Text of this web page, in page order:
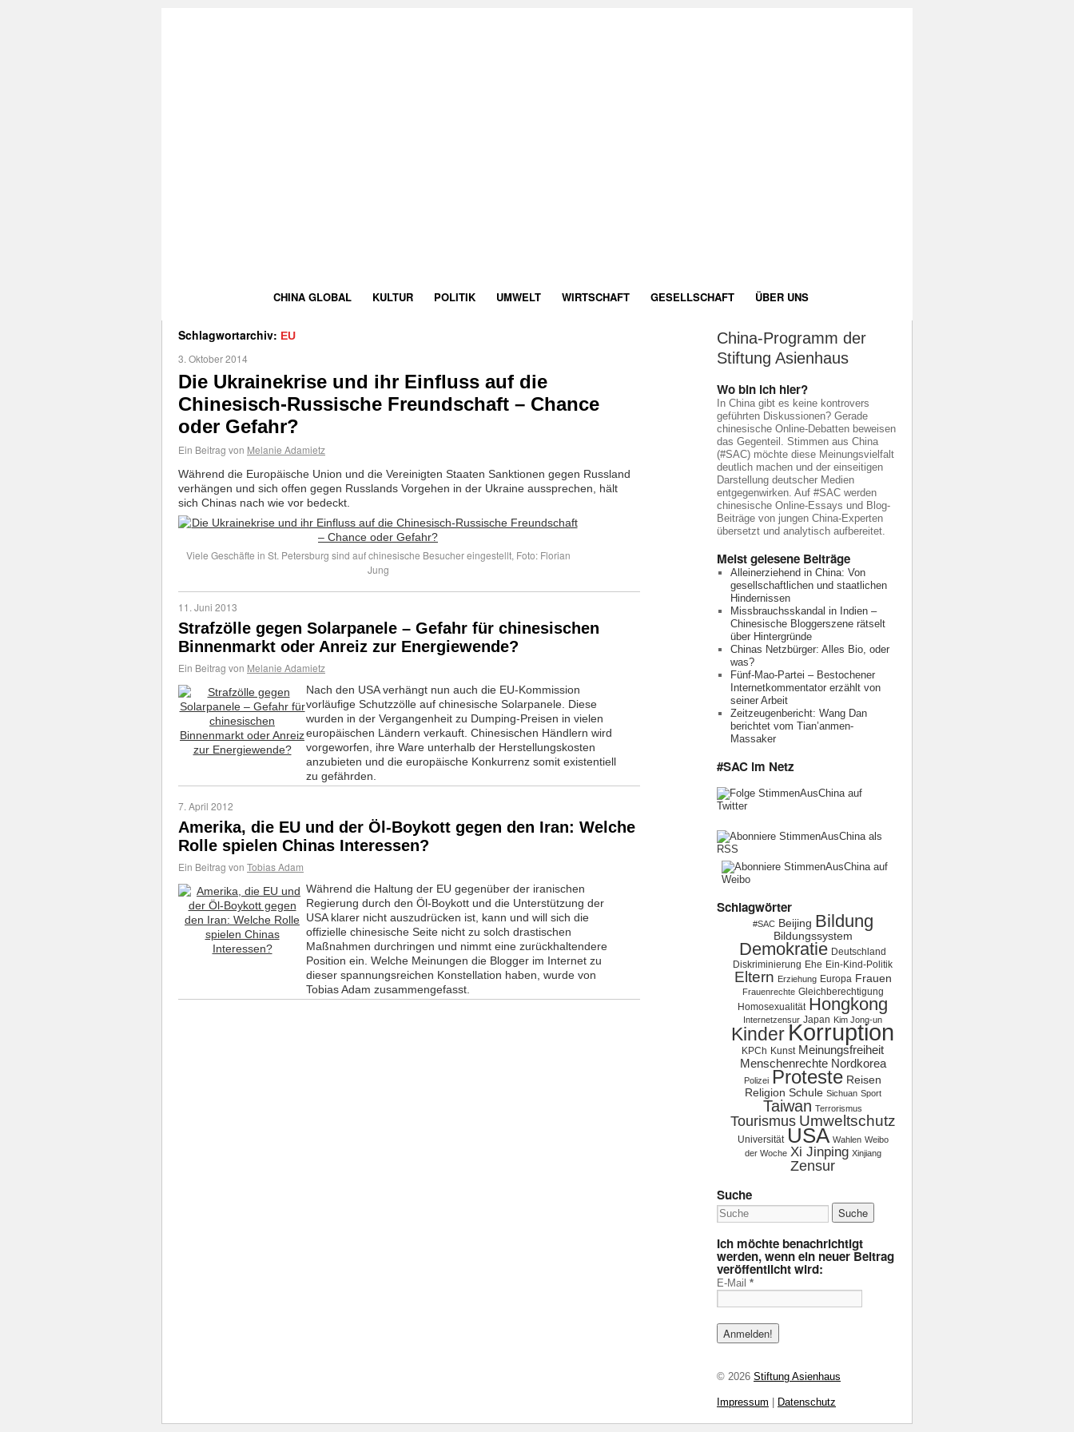
CHINA GLOBAL KULTUR POLITIK UMWELT WIRTSCHAFT GESELLSCHAFT ÜBER UNS
Schlagwortarchiv: EU
3. Oktober 2014
Die Ukrainekrise und ihr Einfluss auf die
Chinesisch-Russische Freundschaft – Chance
oder Gefahr?
Ein Beitrag von Melanie Adamietz
Während die Europäische Union und die Vereinigten Staaten Sanktionen gegen Russland
verhängen und sich offen gegen Russlands Vorgehen in der Ukraine aussprechen, hält
sich Chinas nach wie vor bedeckt.
Viele Geschäfte in St. Petersburg sind auf chinesische Besucher eingestellt, Foto: Florian
Jung
11. Juni 2013
Strafzölle gegen Solarpanele – Gefahr für chinesischen
Binnenmarkt oder Anreiz zur Energiewende?
Ein Beitrag von Melanie Adamietz
Nach den USA verhängt nun auch die EU-Kommission
vorläufige Schutzzölle auf chinesische Solarpanele. Diese
wurden in der Vergangenheit zu Dumping-Preisen in vielen
europäischen Ländern verkauft. Chinesischen Händlern wird
vorgeworfen, ihre Ware unterhalb der Herstellungskosten
anzubieten und die europäische Konkurrenz somit existentiell
zu gefährden.
7. April 2012
Amerika, die EU und der Öl-Boykott gegen den Iran: Welche
Rolle spielen Chinas Interessen?
Ein Beitrag von Tobias Adam
Während die Haltung der EU gegenüber der iranischen
Regierung durch den Öl-Boykott und die Unterstützung der
USA klarer nicht auszudrücken ist, kann und will sich die
offizielle chinesische Seite nicht zu solch drastischen
Maßnahmen durchringen und nimmt eine zurückhaltendere
Position ein. Welche Meinungen die Blogger im Internet zu
dieser spannungsreichen Konstellation haben, wurde von
Tobias Adam zusammengefasst.
China-Programm der
Stiftung Asienhaus
Wo bin ich hier?
In China gibt es keine kontrovers
geführten Diskussionen? Gerade
chinesische Online-Debatten beweisen
das Gegenteil. Stimmen aus China
(#SAC) möchte diese Meinungsvielfalt
deutlich machen und der einseitigen
Darstellung deutscher Medien
entgegenwirken. Auf #SAC werden
chinesische Online-Essays und Blog-
Beiträge von jungen China-Experten
übersetzt und analytisch aufbereitet.
Meist gelesene Beiträge
Alleinerziehend in China: Von
gesellschaftlichen und staatlichen
Hindernissen
Missbrauchsskandal in Indien –
Chinesische Bloggerszene rätselt
über Hintergründe
Chinas Netzbürger: Alles Bio, oder
was?
Fünf-Mao-Partei – Bestochener
Internetkommentator erzählt von
seiner Arbeit
Zeitzeugenbericht: Wang Dan
berichtet vom Tian’anmen-
Massaker
#SAC im Netz
Schlagwörter
#SAC Beijing Bildung
Bildungssystem
Demokratie Deutschland
Diskriminierung Ehe Ein-Kind-Politik
Eltern Erziehung Europa Frauen
Frauenrechte Gleichberechtigung
Homosexualität Hongkong
Internetzensur Japan Kim Jong-un
KinderKorruption
KPCh Kunst Meinungsfreiheit
Menschenrechte Nordkorea
Polizei Proteste Reisen
Religion Schule Sichuan Sport
Taiwan Terrorismus
Tourismus Umweltschutz
Universität USA Wahlen Weibo
der Woche Xi Jinping Xinjiang
Zensur
Suche
Ich möchte benachrichtigt
werden, wenn ein neuer Beitrag
veröffentlicht wird:
E-Mail *
© 2026 Stiftung Asienhaus
Impressum Datenschutz